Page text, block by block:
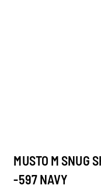
MUSTO M SNUG
-597 NAVY